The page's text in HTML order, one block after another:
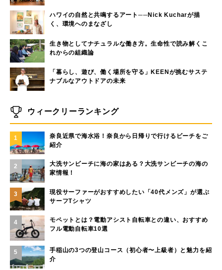
ハワイの自然と共鳴するアート──Nick Kucharが描
く、環境へのまなざし
生き物としてナチュラルな働き方。生命性で読み解くこ
れからの組織論
「暮らし、遊び、働く場所を守る」KEENが挑むサステ
ナブルなアウトドアの未来
ウィークリーランキング
1
奈良近県で海水浴！奈良から日帰りで行けるビーチをご
紹介
2
大洗サンビーチに海の家はある？大洗サンビーチの海の
家情報！
3
現役サーファーがおすすめしたい「40代メンズ」が選ぶ
サーフTシャツ
4
モペットとは？電動アシスト自転車との違い、おすすめ
フル電動自転車10選
5
手稲山の3つの登山コース（初心者〜上級者）と魅力を紹
介